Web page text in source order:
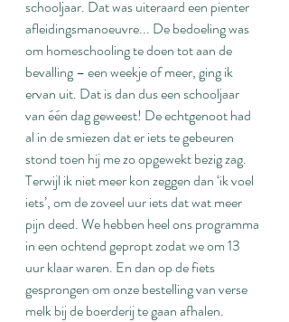
schooljaar. Dat was uiteraard een pienter
afleidingsmanoeuvre... De bedoeling was
om homeschooling te doen tot aan de
bevalling – een weekje of meer, ging ik
ervan uit. Dat is dan dus een schooljaar
van één dag geweest! De echtgenoot had
al in de smiezen dat er iets te gebeuren
stond toen hij me zo opgewekt bezig zag.
Terwijl ik niet meer kon zeggen dan ‘ik voel
iets’, om de zoveel uur iets dat wat meer
pijn deed. We hebben heel ons programma
in een ochtend gepropt zodat we om 13
uur klaar waren. En dan op de fiets
gesprongen om onze bestelling van verse
melk bij de boerderij te gaan afhalen.